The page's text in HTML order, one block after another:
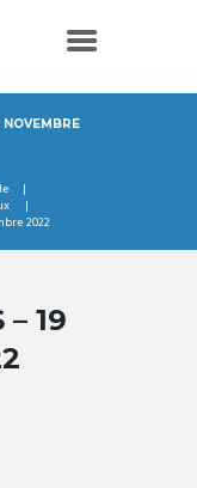
2022
– 19